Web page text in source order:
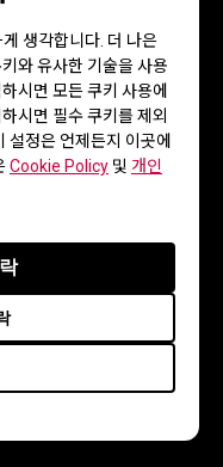
생각합니다. 더 나은
와 유사한 기술을 사용
시면 모든 쿠키 사용에
시면 필수 쿠키를 제외
설정은 언제든지 이곳에
Cookie Policy 및 개인
명도
도
편의성